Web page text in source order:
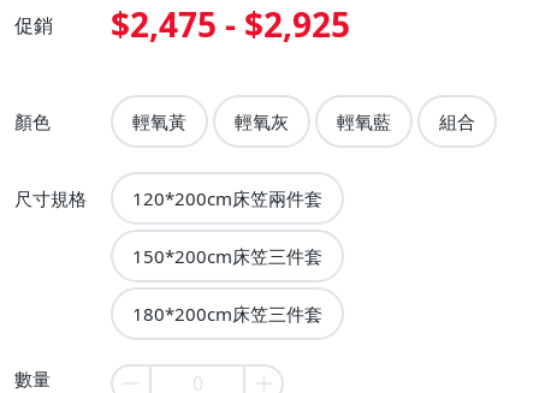
促銷 $2,475 - $2,925
顏色 輕氧黃 輕氧灰 輕氧藍 組合
尺寸規格 120*200cm床笠兩件套
150*200cm床笠三件套
180*200cm床笠三件套
數量